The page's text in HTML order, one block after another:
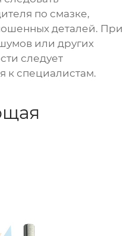
по смазке,
деталей. При
или других
следует
к специалистам.